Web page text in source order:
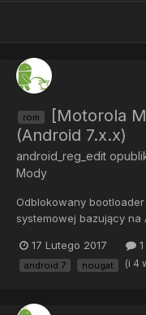
rom
[Motorola
(Android 7.x.x)
android_reg_edit
Mody
Odblokowany
systemowej bazujący na
tworzyć kopie
informacji wynika, że
17 Lutego 2017
android 7 nougat (i 4